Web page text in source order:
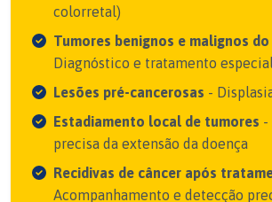
colorretal)
Tumores benignos e malignos
Diagnóstico e tratamento
Lesões pré-cancerosas -
Estadiamento local de tumores -
precisa da extensão da doença
Recidivas de câncer após
Acompanhamento e detecção